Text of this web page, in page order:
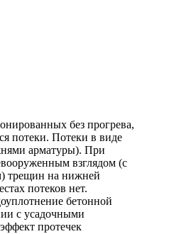
без прогрева,
потеки. Потеки в виде
арматуры). При
взглядом (с
трещин на нижней
потеков нет.
бетонной
с усадочными
протечек